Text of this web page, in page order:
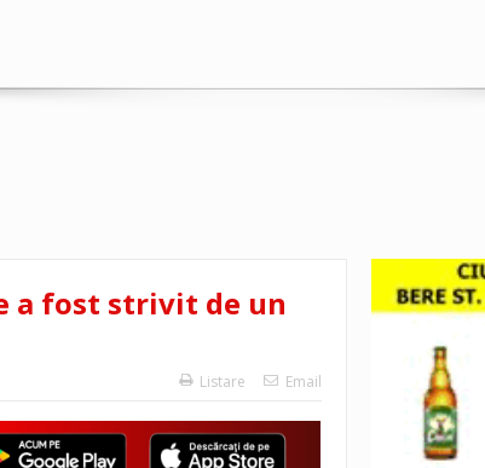
a fost strivit de un
Listare Email